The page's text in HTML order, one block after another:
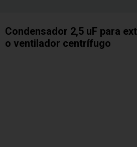
Condensador 2,5 uF para
o ventilador centrífugo